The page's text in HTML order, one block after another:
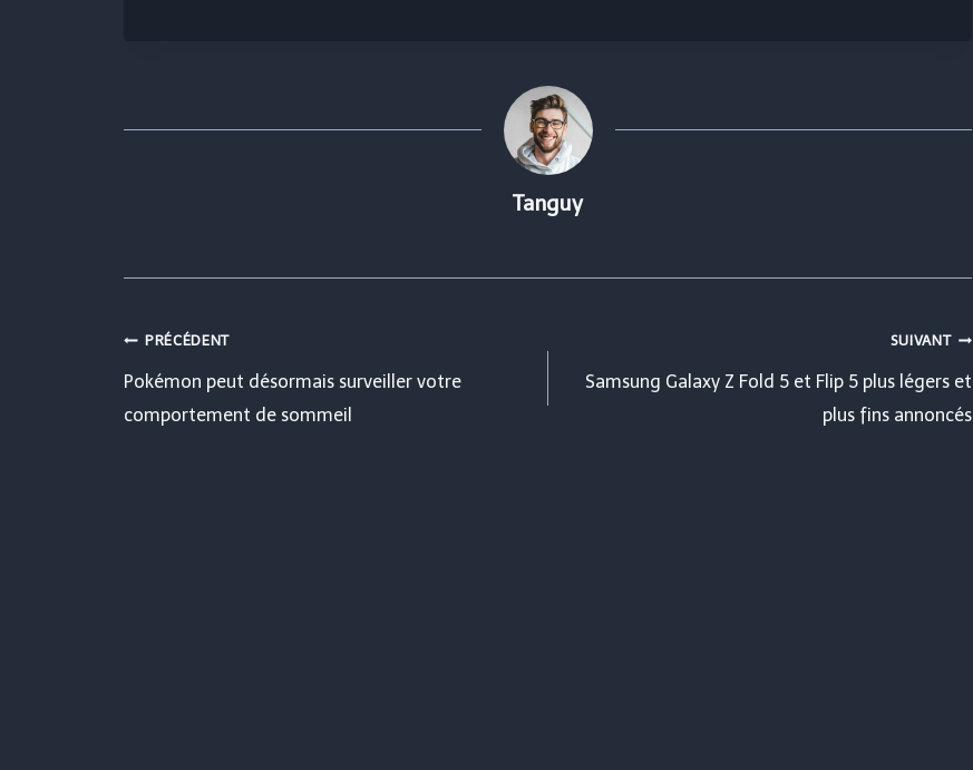
Tanguy
Navigation
de
PRÉCÉDENT
Pokémon peut désormais surveiller votre
comportement de sommeil
SUIVANT
Samsung Galaxy Z Fold 5 et Flip 5 plus légers et
plus fins annoncés